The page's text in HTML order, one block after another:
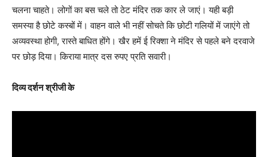
चलना चाहते। लोगों का बस चले तो ठेट मंदिर तक कार ले जाएं। यही बड़ी
समस्या है छोटे कस्बों में। वाहन वाले भी नहीं सोचते कि छोटी गलियों में जाएंगे तो
अव्यवस्था होगी, रास्ते बाधित होंगे। खैर हमें ई रिक्शा ने मंदिर से पहले बने दरवाजे
पर छोड़ दिया। किराया मात्र दस रुपए प्रति सवारी।
दिव्य दर्शन श्रीजी के